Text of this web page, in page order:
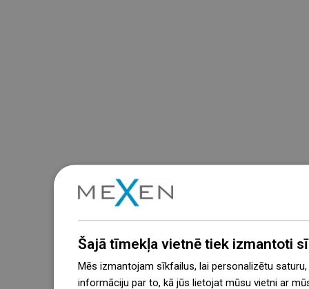
Šajā tīmekļa vietnē tiek izmantoti
Mēs izmantojam sīkfailus, lai personalizētu
informāciju par to, kā jūs lietojat mūsu vietni ar